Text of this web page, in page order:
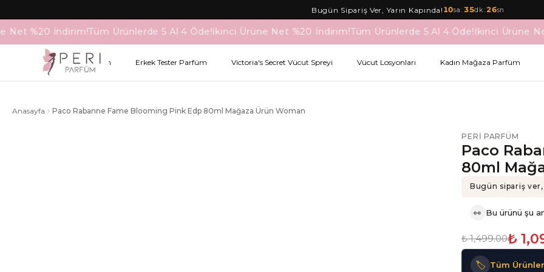
Bugün Sipariş Ver, Yarın Kapında! 10sa : 35dk :26sn
Net %20 İndirim!Tüm Ürünlerde 5 Al 4 Öde!İkinci Ürüne Net %20 İndirim!Tüm Ürünlerde 5 Al 4 Öde!İkinci Ürüne
Kadın Tester Parfüm Erkek Tester Parfüm Victoria's Secret Vücut Spreyi Vücut Losyonları Kadın Mağaza Parfüm
Anasayfa Paco Rabanne Fame Blooming Pink Edp 80ml Mağaza Ürün Woman
PERI PARFÜM
Paco
80ml
Bugün sipariş ver,
👀 Bu ürünü şu
₺ 1,499.00₺
🏷️ Tüm